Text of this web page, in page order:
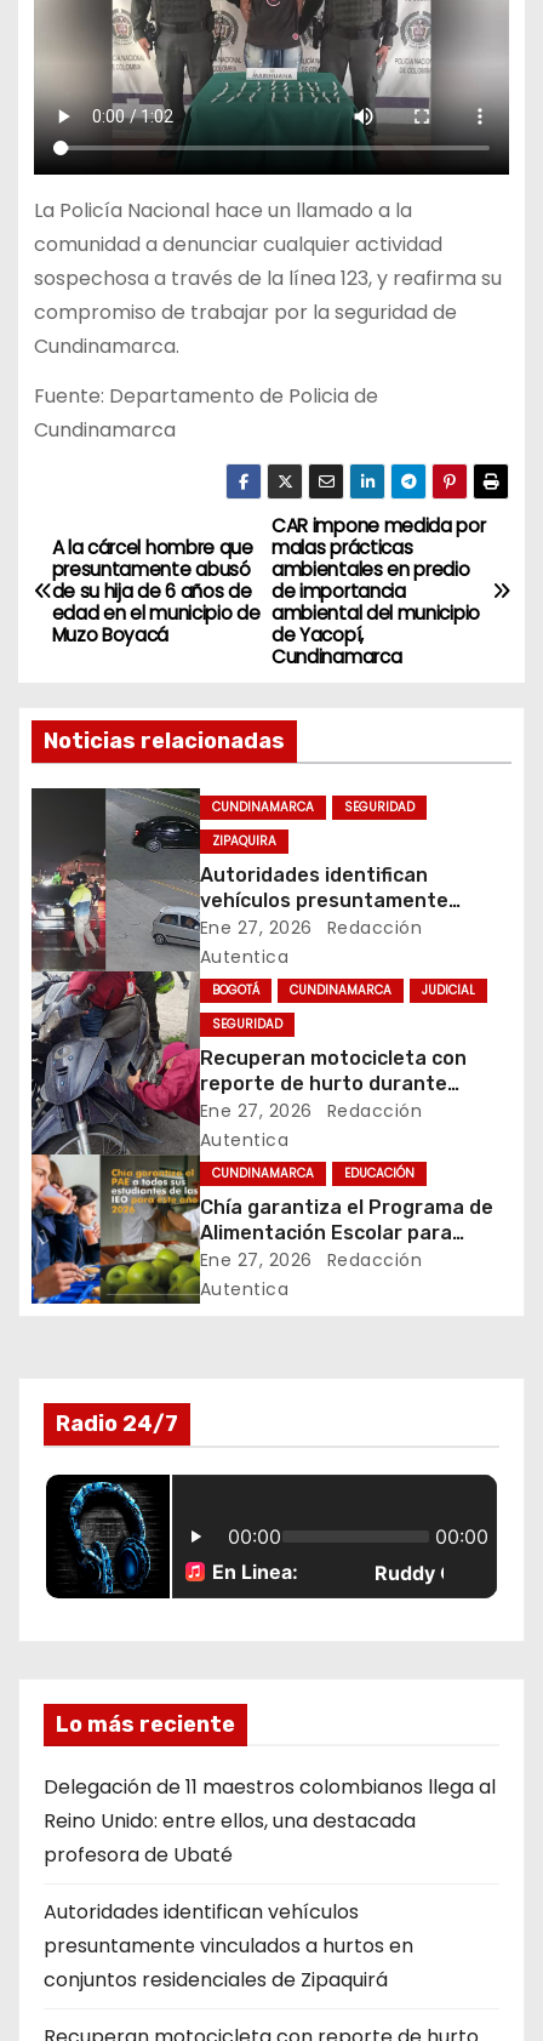
La Policía Nacional hace un llamado a la
comunidad a denunciar cualquier actividad
sospechosa a través de la línea 123, y reafirma su
compromiso de trabajar por la seguridad de
Cundinamarca.
Fuente: Departamento de Policia de
Cundinamarca
N
a
v
g
a
i
ó
n
d
e
e
n
t
r
d
a
CAR impone medida por
malas prácticas
ambientales en predio
de importancia
ambiental del municipio
de Yacopí,
Cundinamarca
A la cárcel hombre que
presuntamente abusó
de su hija de 6 años de
edad en el municipio de
Muzo Boyacá
Noticias relacionadas
CUNDINAMARCA
SEGURIDAD
ZIPAQUIRA
Autoridades identifican
vehículos presuntamente
vinculados a hurtos en
conjuntos residenciales de
Zipaquirá
Ene 27, 2026
Redacción
Autentica
BOGOTÁ CUNDINAMARCA
JUDICIAL
SEGURIDAD
Recuperan motocicleta con
reporte de hurto durante
operativo de seguridad en
Rafael Uribe Uribe
Ene 27, 2026
Redacción
Autentica
CUNDINAMARCA EDUCACIÓN
Chía garantiza el Programa de
Alimentación Escolar para
estudiantes de instituciones
oficiales
Ene 27, 2026
Redacción
Autentica
Radio 24/7
Lo más reciente
Delegación de 11 maestros colombianos llega al
Reino Unido: entre ellos, una destacada
profesora de Ubaté
Autoridades identifican vehículos
presuntamente vinculados a hurtos en
conjuntos residenciales de Zipaquirá